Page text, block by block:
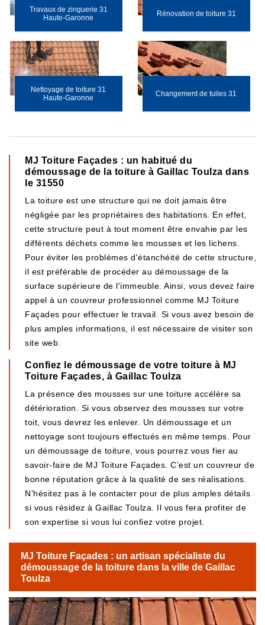
Travaux de zinguerie 31
Haute-Garonne
Rénovation de toiture 31
Nettoyage de toiture 31
Haute-Garonne
Changement de tuiles 31
MJ Toiture Façades : un habitué du
démoussage de la toiture à Gaillac Toulza dans
le 31550
La toiture est une structure qui ne doit jamais être
négligée par les propriétaires des habitations. En effet,
cette structure peut à tout moment être envahie par les
différents déchets comme les mousses et les lichens.
Pour éviter les problèmes d'étanchéité de cette structure,
il est préférable de procéder au démoussage de la
surface supérieure de l'immeuble. Ainsi, vous devez faire
appel à un couvreur professionnel comme MJ Toiture
Façades pour effectuer le travail. Si vous avez besoin de
plus amples informations, il est nécessaire de visiter son
site web.
Confiez le démoussage de votre toiture à MJ
Toiture Façades, à Gaillac Toulza
La présence des mousses sur une toiture accélère sa
détérioration. Si vous observez des mousses sur votre
toit, vous devrez les enlever. Un démoussage et un
nettoyage sont toujours effectués en même temps. Pour
un démoussage de toiture, vous pourrez vous fier au
savoir-faire de MJ Toiture Façades. C’est un couvreur de
bonne réputation grâce à la qualité de ses réalisations.
N’hésitez pas à le contacter pour de plus amples détails
si vous résidez à Gaillac Toulza. Il vous fera profiter de
son expertise si vous lui confiez votre projet.
MJ Toiture Façades : un artisan spécialiste du
démoussage de la toiture dans la ville de Gaillac
Toulza